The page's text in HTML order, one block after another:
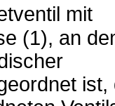
mit
(1), an
ist,